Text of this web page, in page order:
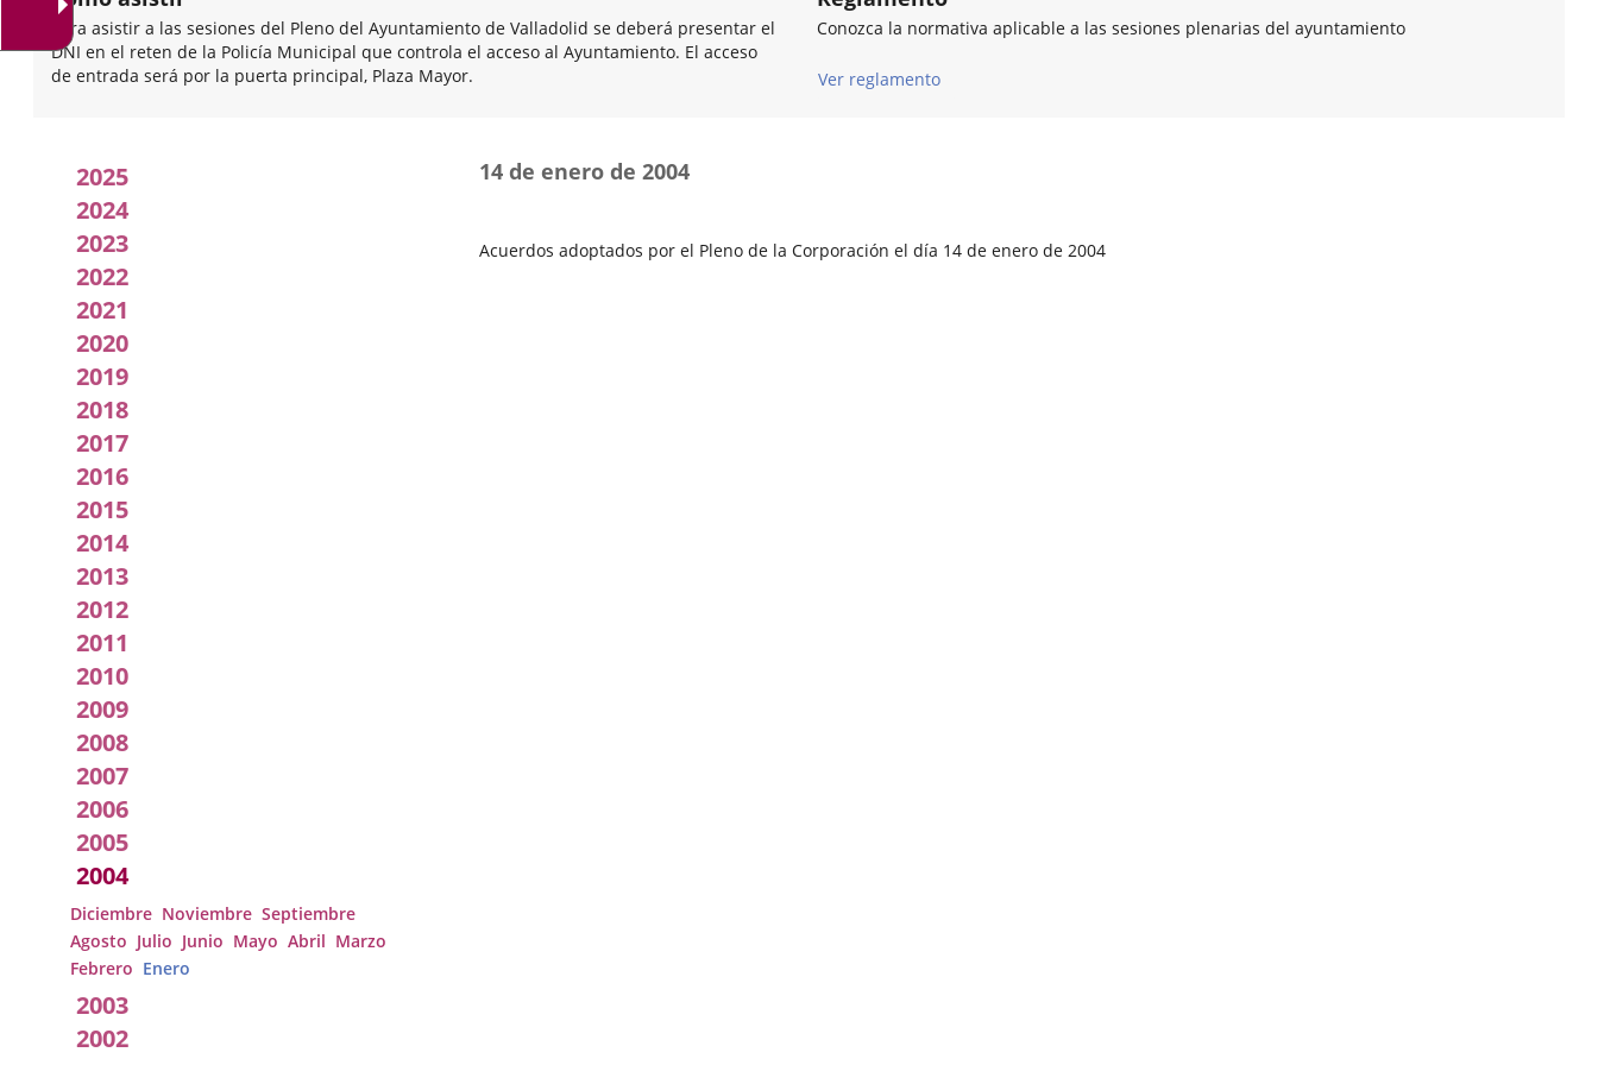
Para asistir a las sesiones del Pleno del Ayuntamiento de Valladolid se deberá presentar el
DNI en el reten de la Policía Municipal que controla el acceso al Ayuntamiento. El acceso
de entrada será por la puerta principal, Plaza Mayor.
Conozca la normativa aplicable a las sesiones plenarias del ayuntamiento
Ver reglamento
Acuerdos
adoptados
por
el
pleno
2025
2024
2023
2022
2021
2020
2019
2018
2017
2016
2015
2014
2013
2012
2011
2010
2009
2008
2007
2006
2005
2004
Diciembre Noviembre Septiembre
Agosto Julio Junio Mayo Abril Marzo
Febrero Enero
2003
2002
Acuerdos adoptados por el Pleno de la Corporación el día 14 de enero de 2004
14 de enero de 2004